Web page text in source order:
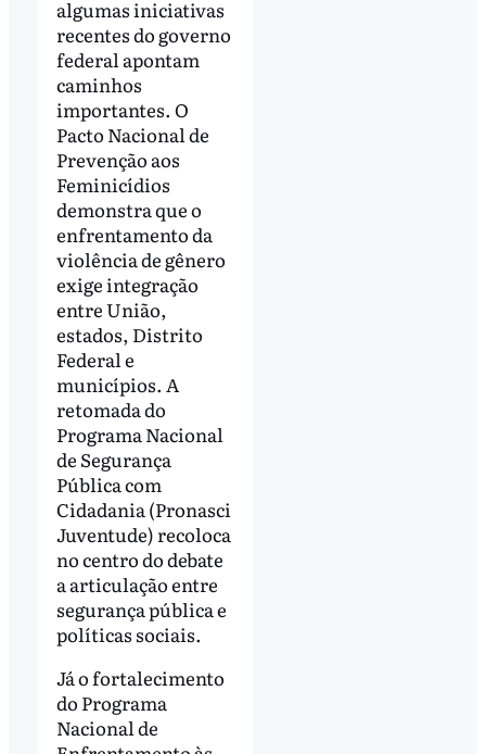
algumas iniciativas
recentes do governo
federal apontam
caminhos
importantes. O
Pacto Nacional de
Prevenção aos
Feminicídios
demonstra que o
enfrentamento da
violência de gênero
exige integração
entre União,
estados, Distrito
Federal e
municípios. A
retomada do
Programa Nacional
de Segurança
Pública com
Cidadania (Pronasci
Juventude) recoloca
no centro do debate
a articulação entre
segurança pública e
políticas sociais.
Já o fortalecimento
do Programa
Nacional de